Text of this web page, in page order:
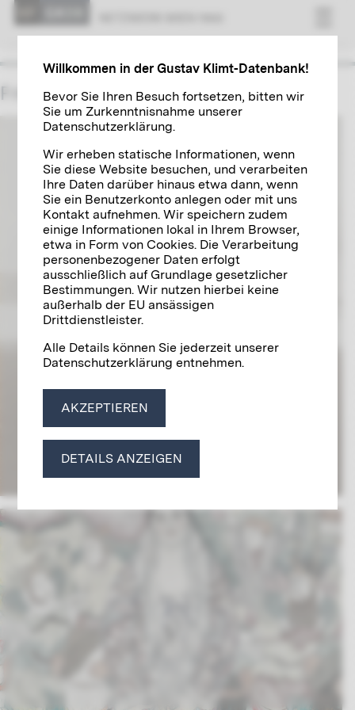
Friederike Maria Beer-Monti
Willkommen in der Gustav Klimt-Datenbank!
Bevor Sie Ihren Besuch fortsetzen, bitten wir
Sie um Zurkenntnisnahme unserer
Datenschutzerklärung.
Wir erheben statische Informationen, wenn
Sie diese Website besuchen, und verarbeiten
Ihre Daten darüber hinaus etwa dann, wenn
Sie ein Benutzerkonto anlegen oder mit uns
Kontakt aufnehmen. Wir speichern zudem
einige Informationen lokal in Ihrem Browser,
etwa in Form von Cookies. Die Verarbeitung
personenbezogener Daten erfolgt
ausschließlich auf Grundlage gesetzlicher
Bestimmungen. Wir nutzen hierbei keine
außerhalb der EU ansässigen
Drittdienstleister.
Alle Details können Sie jederzeit unserer
Datenschutzerklärung entnehmen.
AKZEPTIEREN
DETAILS ANZEIGEN